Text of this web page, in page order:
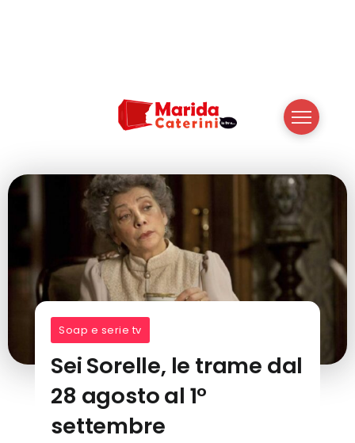
Soap e serie tv
Sei Sorelle, le trame dal
28 agosto al 1°
settembre